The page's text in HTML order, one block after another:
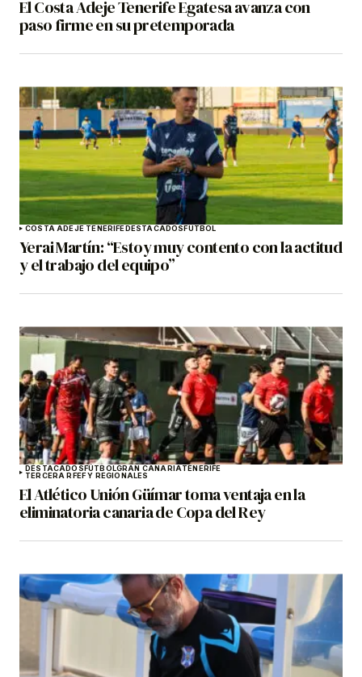
El Costa Adeje Tenerife Egatesa avanza con
paso firme en su pretemporada
COSTA ADEJE TENERIFE DESTACADOS FÚTBOL
Yerai Martín: “Estoy muy contento con la actitud
y el trabajo del equipo”
DESTACADOS FÚTBOLGRAN CANARIATENERIFE
TERCERA RFEF Y REGIONALES
El Atlético Unión Güímar toma ventaja en la
eliminatoria canaria de Copa del Rey